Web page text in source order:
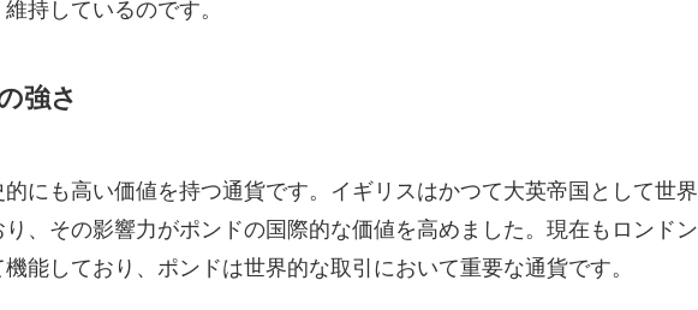
持しているのです。
強さ
にも高い価値を持つ通貨です。イギリスはかつて大英帝国として世界
、その影響力がポンドの国際的な価値を高めました。現在もロンドン
能しており、ポンドは世界的な取引において重要な通貨です。